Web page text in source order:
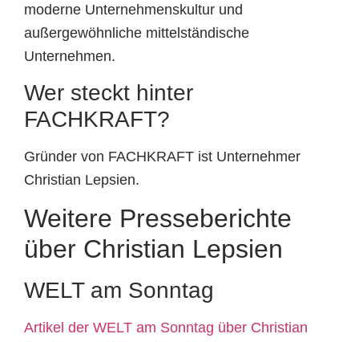
moderne Unternehmenskultur und
außergewöhnliche mittelständische
Unternehmen.
Wer steckt hinter
FACHKRAFT?
Gründer von FACHKRAFT ist Unternehmer
Christian Lepsien.
Weitere Presseberichte
über Christian Lepsien
WELT am Sonntag
Artikel der WELT am Sonntag über Christian